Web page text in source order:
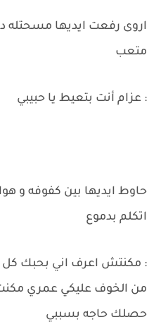
اروى رفعت ايديها
متعب
: عزام أنت بتعيط يا حبيبي
حاوط ايديها بين كفوفه و
اتكلم بدموع
: مكنتش اعرف اني بحبك كل
من الخوف عليكي عمري
حصلك حاجه بسببي